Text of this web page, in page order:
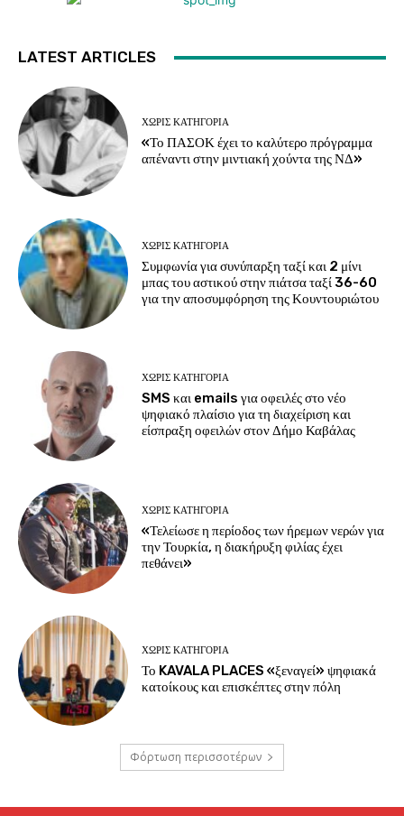
LATEST ARTICLES
ΧΩΡΊΣ ΚΑΤΗΓΟΡΊΑ
«Το ΠΑΣΟΚ έχει το καλύτερο πρόγραμμα
απέναντι στην μιντιακή χούντα της ΝΔ»
ΧΩΡΊΣ ΚΑΤΗΓΟΡΊΑ
Συμφωνία για συνύπαρξη ταξί και 2 μίνι
μπας του αστικού στην πιάτσα ταξί 36-60
για την αποσυμφόρηση της Κουντουριώτου
ΧΩΡΊΣ ΚΑΤΗΓΟΡΊΑ
SMS και emails για οφειλές στο νέο
ψηφιακό πλαίσιο για τη διαχείριση και
είσπραξη οφειλών στον Δήμο Καβάλας
ΧΩΡΊΣ ΚΑΤΗΓΟΡΊΑ
«Τελείωσε η περίοδος των ήρεμων νερών για
την Τουρκία, η διακήρυξη φιλίας έχει
πεθάνει»
ΧΩΡΊΣ ΚΑΤΗΓΟΡΊΑ
Το KAVALA PLACES «ξεναγεί» ψηφιακά
κατοίκους και επισκέπτες στην πόλη
Φόρτωση περισσοτέρων